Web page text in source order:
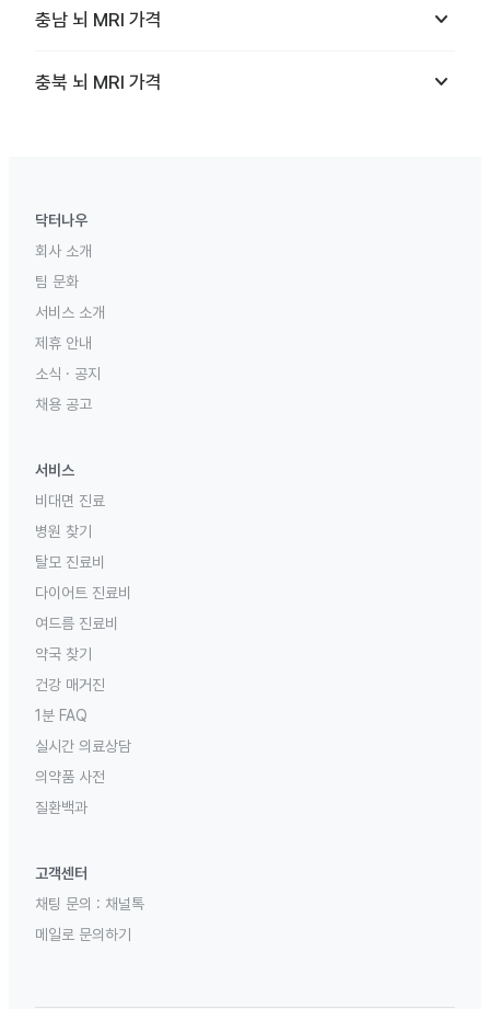
충남 뇌 MRI 가격 keyboard_arrow_down
충북 뇌 MRI 가격 keyboard_arrow_down
닥터나우
회사 소개
팀 문화
서비스 소개
제휴 안내
소식 · 공지
채용 공고
서비스
비대면 진료
병원 찾기
탈모 진료비
다이어트 진료비
여드름 진료비
약국 찾기
건강 매거진
1분 FAQ
실시간 의료상담
의약품 사전
질환백과
고객센터
채팅 문의 : 채널톡
메일로 문의하기